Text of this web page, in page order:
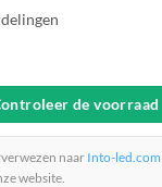
de voorraad
naar Into-led.com
website.